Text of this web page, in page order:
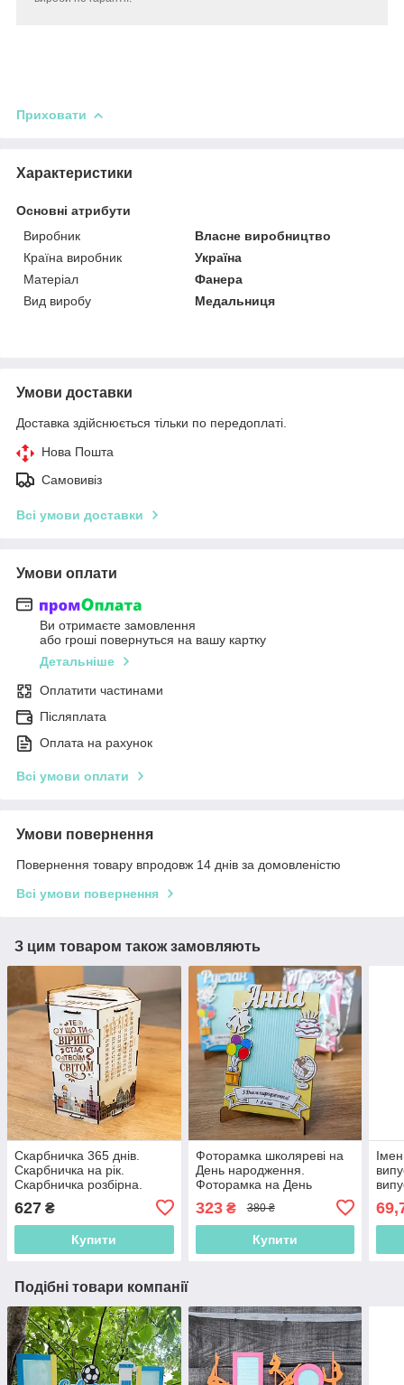
Приховати
Характеристики
Основні атрибути
Виробник
Власне виробництво
Країна виробник
Україна
Матеріал
Фанера
Вид виробу
Медальниця
Умови доставки
Доставка здійснюється тільки по передоплаті.
Нова Пошта
Самовивіз
Всі умови доставки
Умови оплати
Ви отримаєте замовлення
або гроші повернуться на вашу картку
Детальніше
Оплатити частинами
Післяплата
Оплата на рахунок
Всі умови оплати
Умови повернення
Повернення товару впродовж 14 днів за домовленістю
Всі умови повернення
З цим товаром також замовляють
Скарбничка 365 днів.
Скарбничка на рік.
Скарбничка розбірна.
Копілка. Копилка
627 ₴
Купити
Фоторамка школяреві на
День народження.
Фоторамка на День
народження Подарунок на
День народження. Іменна
фоторамка
323₴ 380 ₴
Купити
Подібні товари компанії